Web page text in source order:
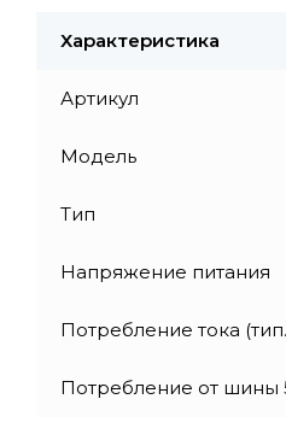
Характеристика
Артикул
Модель
Тип
Напряжение питания
Потребление тока
Потребление от шины